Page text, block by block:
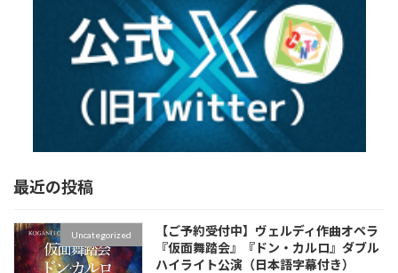
最近の投稿
Uncategorized
【ご予約受付中】ヴェルディ作曲オペラ
『仮面舞踏会』『ドン・カルロ』ダブル
ハイライト公演（日本語字幕付き）